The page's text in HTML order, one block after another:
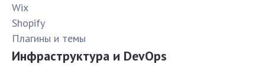
Wix
Shopify
Плагины и темы
Инфраструктура и DevOps